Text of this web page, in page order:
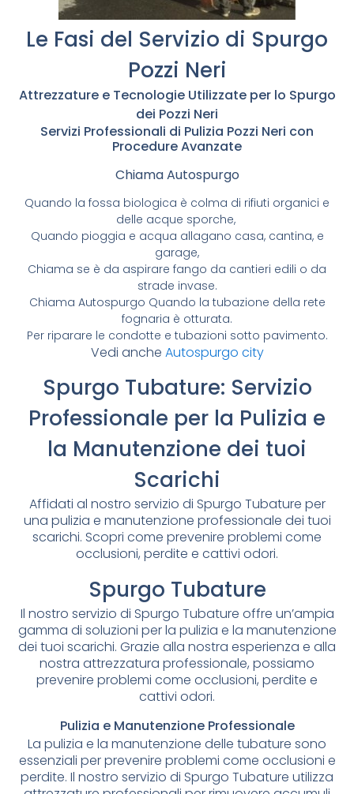
Le Fasi del Servizio di Spurgo
Pozzi Neri
Attrezzature e Tecnologie Utilizzate per lo Spurgo
dei Pozzi Neri
Servizi Professionali di Pulizia Pozzi Neri con
Procedure Avanzate
Chiama Autospurgo
Quando la fossa biologica è colma di rifiuti organici e
delle acque sporche,
Quando pioggia e acqua allagano casa, cantina, e
garage,
Chiama se è da aspirare fango da cantieri edili o da
strade invase.
Chiama Autospurgo Quando la tubazione della rete
fognaria è otturata.
Per riparare le condotte e tubazioni sotto pavimento.
Vedi anche Autospurgo city
Spurgo Tubature: Servizio
Professionale per la Pulizia e
la Manutenzione dei tuoi
Scarichi
Affidati al nostro servizio di Spurgo Tubature per
una pulizia e manutenzione professionale dei tuoi
scarichi. Scopri come prevenire problemi come
occlusioni, perdite e cattivi odori.
Spurgo Tubature
Il nostro servizio di Spurgo Tubature offre un’ampia
gamma di soluzioni per la pulizia e la manutenzione
dei tuoi scarichi. Grazie alla nostra esperienza e alla
nostra attrezzatura professionale, possiamo
prevenire problemi come occlusioni, perdite e
cattivi odori.
Pulizia e Manutenzione Professionale
La pulizia e la manutenzione delle tubature sono
essenziali per prevenire problemi come occlusioni e
perdite. Il nostro servizio di Spurgo Tubature utilizza